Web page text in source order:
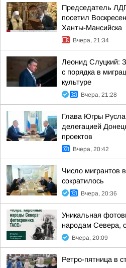
Председатель
посетил
Ханты-Мансийска
Вчера, 21:34
Леонид Слуцкий:
с порядка в
культуре
Вчера, 21:28
Глава Югры
делегацией
проектов
Вчера, 20:42
Число мигрантов
сократилось
Вчера, 20:36
Уникальная
народам Севера,
Вчера, 20:09
Ретро-пятница в